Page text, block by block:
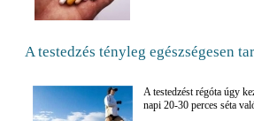
A testedzés tényleg egészségesen
A testedzést régóta úgy
napi 20-30 perces séta